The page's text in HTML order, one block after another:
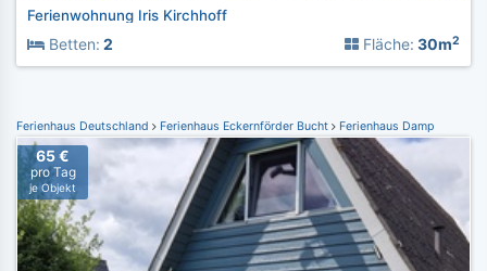
Ferienwohnung Iris Kirchhoff
Betten: 2 Fläche: 30m2
Ferienhaus Deutschland Ferienhaus Eckernförder Bucht Ferienhaus Damp
65 €
pro Tag
je Objekt